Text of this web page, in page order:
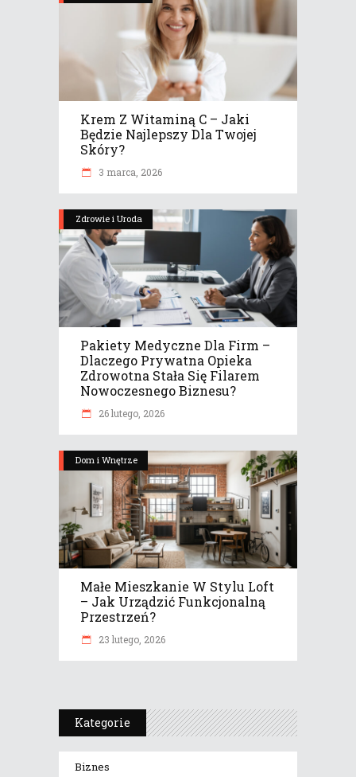
Krem Z Witaminą C – Jaki
Będzie Najlepszy Dla Twojej
Skóry?
3 marca, 2026
Zdrowie i Uroda
Pakiety Medyczne Dla Firm –
Dlaczego Prywatna Opieka
Zdrowotna Stała Się Filarem
Nowoczesnego Biznesu?
26 lutego, 2026
Dom i Wnętrze
Małe Mieszkanie W Stylu Loft
– Jak Urządzić Funkcjonalną
Przestrzeń?
23 lutego, 2026
Kategorie
Biznes